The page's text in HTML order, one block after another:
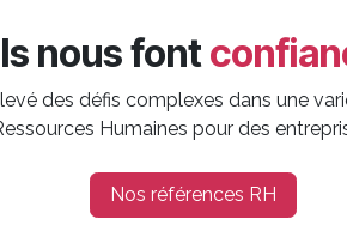
nous font
des défis complexes dans une
Humaines pour des
Nos références RH